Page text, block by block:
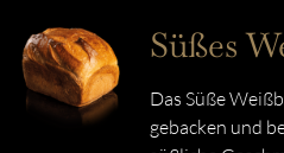
Süßes
Das Süße
gebacken und